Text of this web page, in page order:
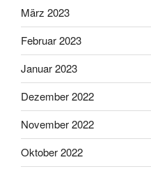
März 2023
Februar 2023
Januar 2023
Dezember 2022
November 2022
Oktober 2022